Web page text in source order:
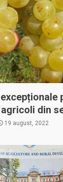
din
19 august, 2022